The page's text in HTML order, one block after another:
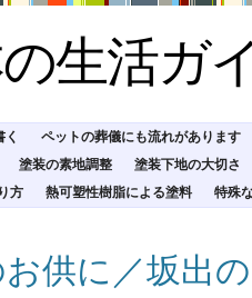
生活ガ
く
ペットの葬儀にも流れがあります
塗装の素地調整
塗装下地の大切さ
方
熱可塑性樹脂による塗料 特殊
供に／坂出